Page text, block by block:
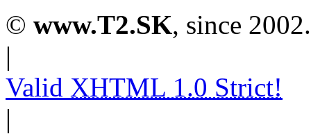
© www.T2.SK, since 2002.
|
Valid XHTML 1.0 Strict!
|